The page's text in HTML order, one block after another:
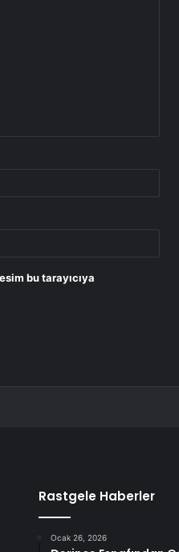
bu tarayıcıya
Rastgele Haberler
Ocak 26, 2026